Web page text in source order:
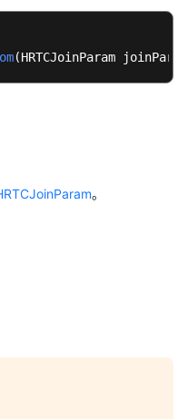
(HRTCJoinParam joinParam
。